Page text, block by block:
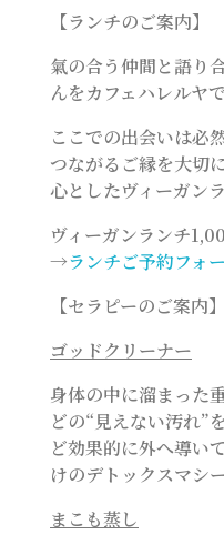
【ランチのご案内】
氣の合う仲間と語り
んをカフェハレルヤで
ここでの出会いは必
つながるご縁を大切
心としたヴィーガン
ヴィーガンランチ
→ランチご予約フォ
【セラピーのご案内】
ゴッドクリーナー
身体の中に溜まった
どの“見えない汚れ”
ど効果的に外へ導い
けのデトックスマシー
まこも蒸し